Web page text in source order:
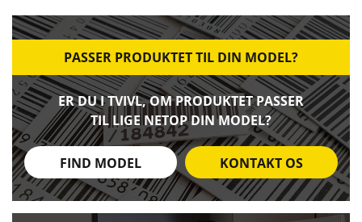
PASSER PRODUKTET TIL DIN MODEL?
ER DU I TVIVL, OM PRODUKTET PASSER
TIL LIGE NETOP DIN MODEL?
FIND MODEL KONTAKT OS